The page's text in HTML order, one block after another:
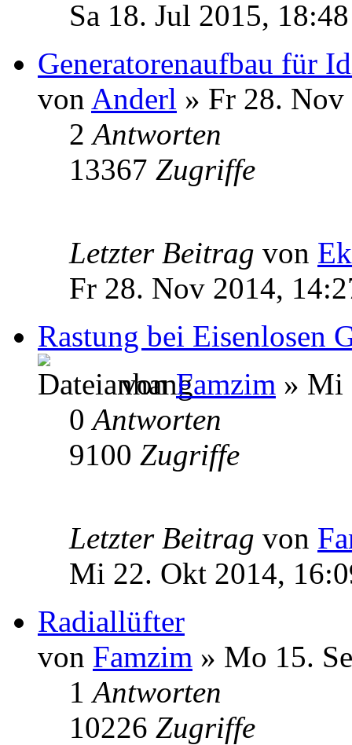
Sa 18. Jul 2015, 18:48
Generatorenaufbau für
von Anderl » Fr 28.
2Antworten
13367 Zugriffe
Letzter Beitrag von
Fr 28. Nov 2014,
Rastung bei Eisenlosen
vonFamzim » Mi
0Antworten
9100 Zugriffe
Letzter Beitrag von
Mi 22. Okt 2014,
Radiallüfter
von Famzim » Mo 15.
1Antworten
10226 Zugriffe